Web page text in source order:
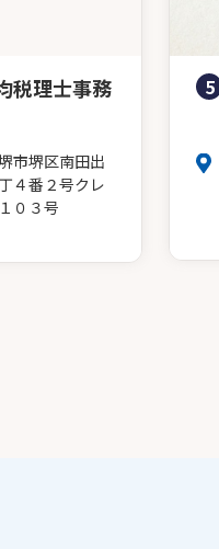
税理士事務
市堺区南田出
４番２号クレ
０３号
5